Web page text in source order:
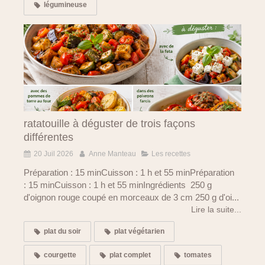
légumineuse
ratatouille à déguster de trois façons
différentes
20 Juil 2026 Anne Manteau Les recettes
Préparation : 15 minCuisson : 1 h et 55 minPréparation
: 15 minCuisson : 1 h et 55 minIngrédients 250 g
d'oignon rouge coupé en morceaux de 3 cm 250 g d'oi...
Lire la suite...
plat du soir plat végétarien
courgette plat complet tomates